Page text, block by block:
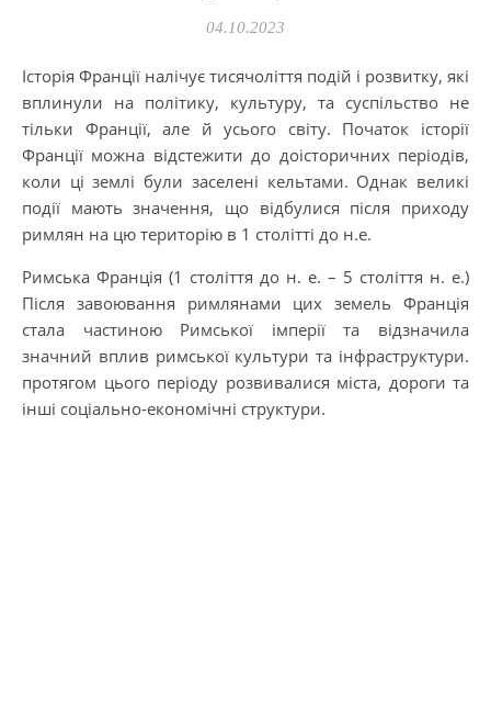
04.10.2023
Історія Франції налічує тисячоліття подій і розвитку, які
вплинули на політику, культуру, та суспільство не
тільки Франції, але й усього світу. Початок історії
Франції можна відстежити до доісторичних періодів,
коли ці землі були заселені кельтами. Однак великі
події мають значення, що відбулися після приходу
римлян на цю територію в 1 столітті до н.е.
Римська Франція (1 століття до н. е. – 5 століття н. е.)
Після завоювання римлянами цих земель Франція
стала частиною Римської імперії та відзначила
значний вплив римської культури та інфраструктури.
протягом цього періоду розвивалися міста, дороги та
інші соціально-економічні структури.